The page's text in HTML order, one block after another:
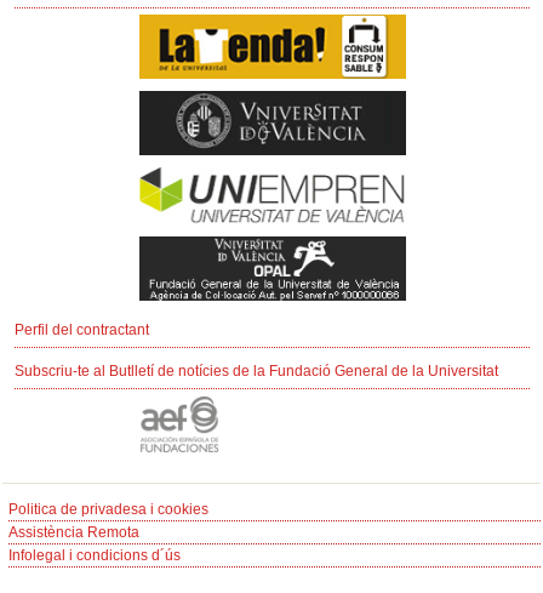
Perfil del contractant
Subscriu-te al Butlletí de notícies de la Fundació General de la Universitat
Politica de privadesa i cookies
Assistència Remota
Infolegal i condicions d´ús